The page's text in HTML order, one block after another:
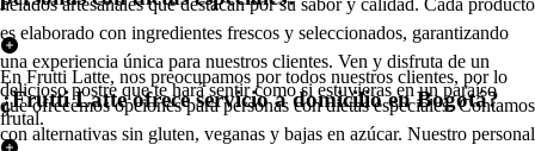
es elaborado con ingredientes frescos y seleccionados, garantizando
una experiencia única para nuestros clientes. Ven y disfruta de un
delicioso postre que te hará sentir como si estuvieras en un paraíso
frutal.
En Frutti Latte, nos preocupamos por todos nuestros clientes, por lo
que ofrecemos opciones para personas con dietas especiales. Contamos
con alternativas sin gluten, veganas y bajas en azúcar. Nuestro personal
¿Frutti Latte ofrece servicio a domicilio en Bogotá?